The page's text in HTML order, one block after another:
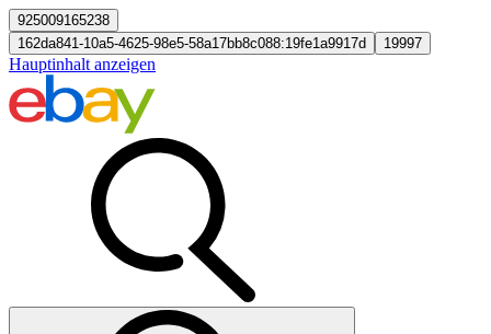
925009165238
162da841-10a5-4625-98e5-58a17bb8c088:19fe1a9917d
19997
Hauptinhalt anzeigen